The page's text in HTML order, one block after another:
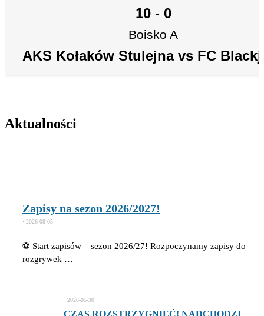
10- 0
Boisko A
AKS Kołaków Stulejna vs FC
Aktualności
Zapisy na sezon 2026/2027!
⋅ 2026-08-05
⚽ Start zapisów – sezon 2026/27! Rozpoczynamy zapisy do
rozgrywek …
CZAS ROZSTRZYGNIĘĆ! NADCHODZI
⋅ 2026-05-30